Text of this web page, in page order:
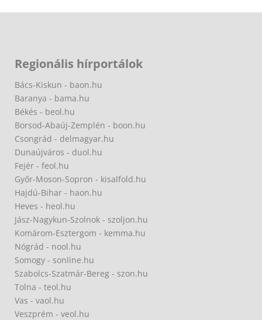
Regionális hírportálok
Bács-Kiskun - baon.hu
Baranya - bama.hu
Békés - beol.hu
Borsod-Abaúj-Zemplén - boon.hu
Csongrád - delmagyar.hu
Dunaújváros - duol.hu
Fejér - feol.hu
Győr-Moson-Sopron - kisalfold.hu
Hajdú-Bihar - haon.hu
Heves - heol.hu
Jász-Nagykun-Szolnok - szoljon.hu
Komárom-Esztergom - kemma.hu
Nógrád - nool.hu
Somogy - sonline.hu
Szabolcs-Szatmár-Bereg - szon.hu
Tolna - teol.hu
Vas - vaol.hu
Veszprém - veol.hu